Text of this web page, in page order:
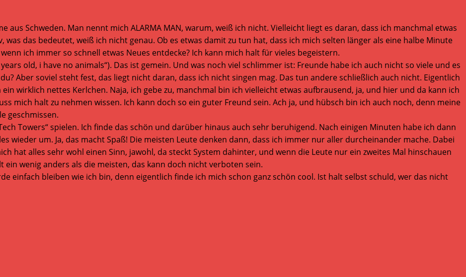
aus Schweden. Man nennt mich ALARMA MAN, warum, weiß ich nicht. Vielleicht liegt es daran, dass ich manchmal etwas
was das bedeutet, weiß ich nicht genau. Ob es etwas damit zu tun hat, dass ich mich selten länger als eine halbe Minute
ich immer so schnell etwas Neues entdecke? Ich kann mich halt für vieles begeistern.
old, i have no animals“). Das ist gemein. Und was noch viel schlimmer ist: Freunde habe ich auch nicht so viele und es
Aber soviel steht fest, das liegt nicht daran, dass ich nicht singen mag. Das tun andere schließlich auch nicht. Eigentlich
wirklich nettes Kerlchen. Naja, ich gebe zu, manchmal bin ich vielleicht etwas aufbrausend, ja, und hier und da kann ich
mich halt zu nehmen wissen. Ich kann doch so ein guter Freund sein. Ach ja, und hübsch bin ich auch noch, denn meine
geschmissen.
Towers“ spielen. Ich finde das schön und darüber hinaus auch sehr beruhigend. Nach einigen Minuten habe ich dann
wieder um. Ja, das macht Spaß! Die meisten Leute denken dann, dass ich immer nur aller durcheinander mache. Dabei
hat alles sehr wohl einen Sinn, jawohl, da steckt System dahinter, und wenn die Leute nur ein zweites Mal hinschauen
wenig anders als die meisten, das kann doch nicht verboten sein.
einfach bleiben wie ich bin, denn eigentlich finde ich mich schon ganz schön cool. Ist halt selbst schuld, wer das nicht